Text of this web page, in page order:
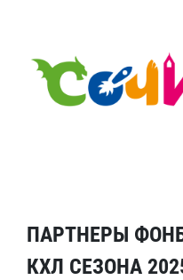
ПАРТНЕРЫ
КХЛ СЕЗОНА